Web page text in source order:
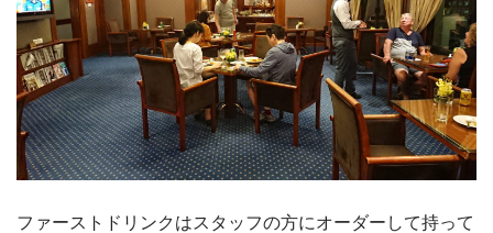
ファーストドリンクはスタッフの方にオーダーして持って